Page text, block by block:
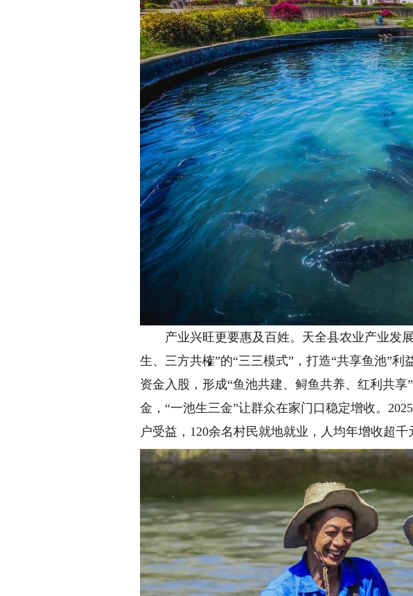
产业兴旺更要惠及百姓。天全县农业产业发展
生、三方共榷”的“三三模式”，打造“共享鱼池”
资金入股，形成“鱼池共建、鲟鱼共养、红利共
金，“一池生三金”让群众在家门口稳定增收。
户受益，120余名村民就地就业，人均年增收超千